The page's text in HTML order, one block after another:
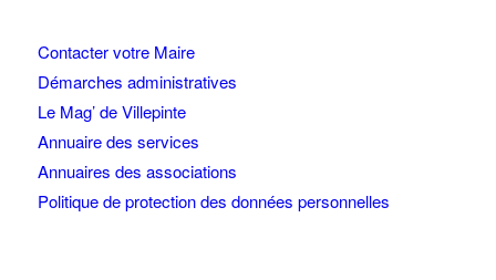
Contacter votre Maire
Démarches administratives
Le Mag’ de Villepinte
Annuaire des services
Annuaires des associations
Politique de protection des données personnelles